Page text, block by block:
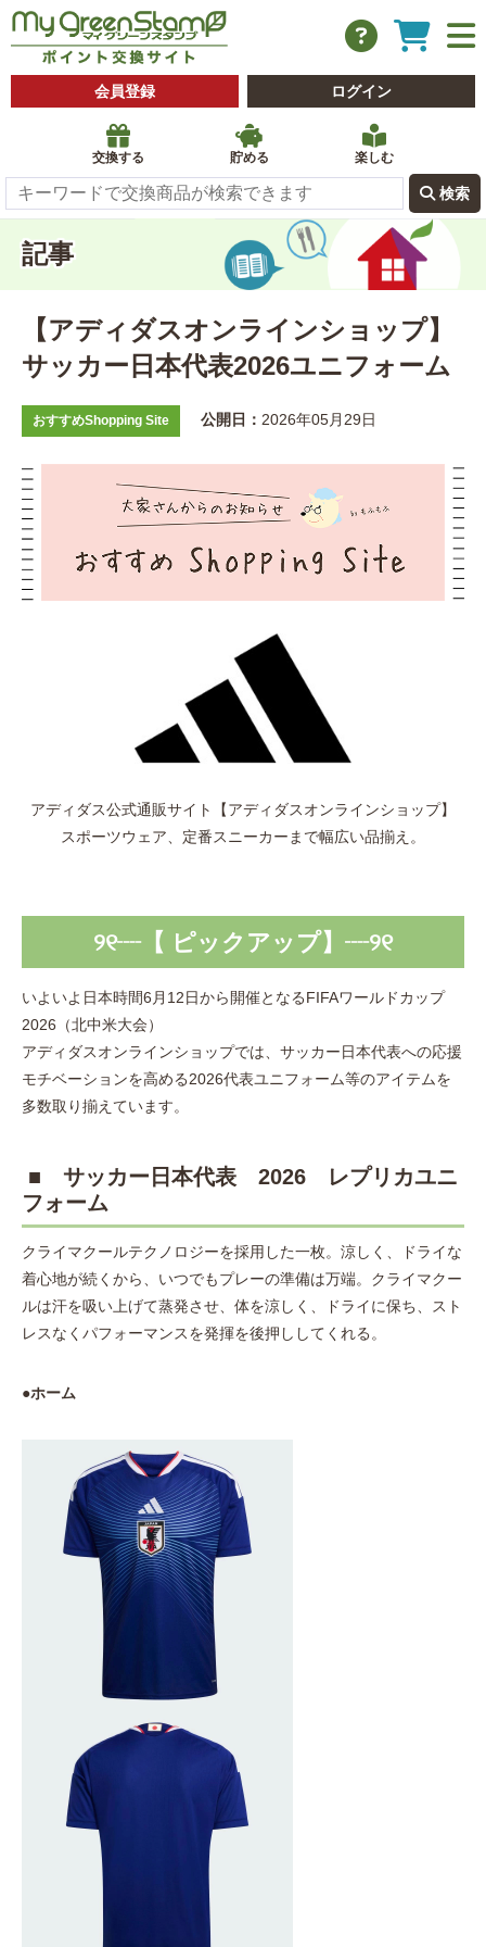
会員登録 ログイン
交換する 貯める 楽しむ
 検索
記事
【アディダスオンラインショップ】
サッカー日本代表2026ユニフォーム
おすすめShopping Site 公開日： 2026年05月29日
アディダス公式通販サイト【アディダスオンラインショップ】
スポーツウェア、定番スニーカーまで幅広い品揃え。
୨୧┈【 ピックアップ】┈୨୧
いよいよ日本時間6月12日から開催となるFIFAワールドカップ
2026（北中米大会）
アディダスオンラインショップでは、サッカー日本代表への応援
モチベーションを高める2026代表ユニフォーム等のアイテムを
多数取り揃えています。
■ サッカー日本代表 2026 レプリカユニ
フォーム
クライマクールテクノロジーを採用した一枚。涼しく、ドライな
着心地が続くから、いつでもプレーの準備は万端。クライマクー
ルは汗を吸い上げて蒸発させ、体を涼しく、ドライに保ち、スト
レスなくパフォーマンスを発揮を後押ししてくれる。
●ホーム